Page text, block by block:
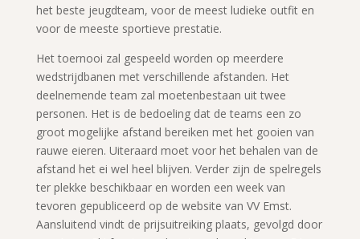
het beste jeugdteam, voor de meest ludieke outfit en
voor de meeste sportieve prestatie.
Het toernooi zal gespeeld worden op meerdere
wedstrijdbanen met verschillende afstanden. Het
deelnemende team zal moetenbestaan uit twee
personen. Het is de bedoeling dat de teams een zo
groot mogelijke afstand bereiken met het gooien van
rauwe eieren. Uiteraard moet voor het behalen van de
afstand het ei wel heel blijven. Verder zijn de spelregels
ter plekke beschikbaar en worden een week van
tevoren gepubliceerd op de website van VV Emst.
Aansluitend vindt de prijsuitreiking plaats, gevolgd door